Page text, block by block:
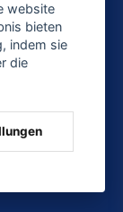
website
bieten
indem sie
die